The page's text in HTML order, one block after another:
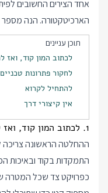
אחד הצירים החשובים
הארכיטקטורה. הנה מספר
תוכן עניינים
לכתוב המון קוד, ואז
לחקור פתרונות
להתחיל לקרוא
אין קיצורי דרך
1. לכתוב המון קוד, ואז לכתוב שוב
ההחלטה הראשונה צריכה
התמקדות בקוד ובאיכות
כפרויקט צד שכל המטרה